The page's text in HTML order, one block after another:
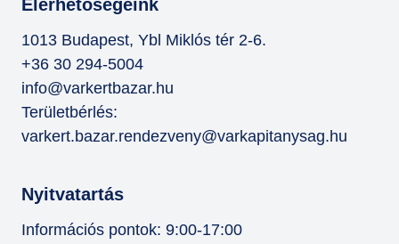
Elérhetőségeink
1013 Budapest, Ybl Miklós tér 2-6.
+36 30 294-5004
info@varkertbazar.hu
Területbérlés:
varkert.bazar.rendezveny@varkapitanysag.hu
Nyitvatartás
Információs pontok: 9:00-17:00